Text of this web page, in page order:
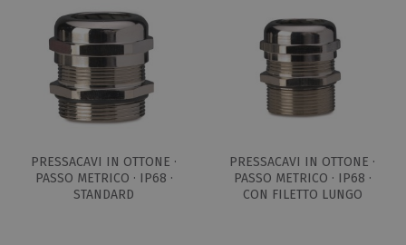
PRESSACAVI IN OTTONE ·
PASSO METRICO · IP68 ·
STANDARD
PRESSACAVI IN OTTONE ·
PASSO METRICO · IP68 ·
CON FILETTO LUNGO